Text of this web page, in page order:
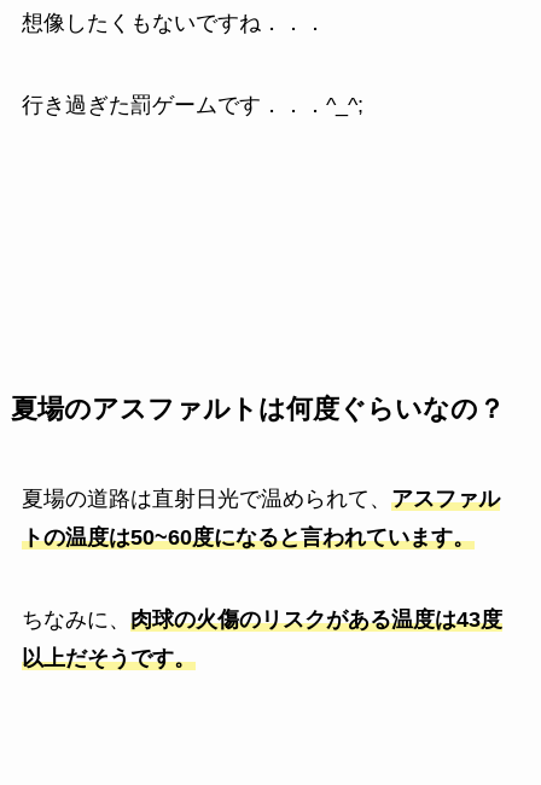
想像したくもないですね．．．
行き過ぎた罰ゲームです．．．^_^;
夏場のアスファルトは何度ぐらいなの？
夏場の道路は直射日光で温められて、 アスファル
トの温度は50~60度になると言われています。
ちなみに、 肉球の火傷のリスクがある温度は43度
以上だそうです。